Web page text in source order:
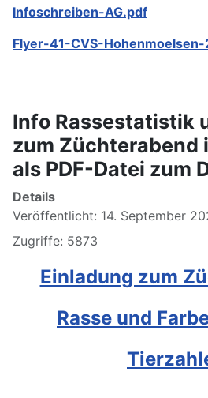
Infoschreiben-AG.pdf
Flyer-41-CVS-
Info Rassestatistik
zum Züchterabend
als PDF-Datei zum
Details
Veröffentlicht: 14. September
Zugriffe: 5873
Einladung zum
Rasse und